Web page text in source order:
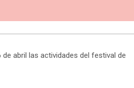
abril las actividades del festival de